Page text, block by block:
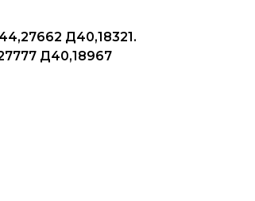
Д40,18321.
Д40,18967